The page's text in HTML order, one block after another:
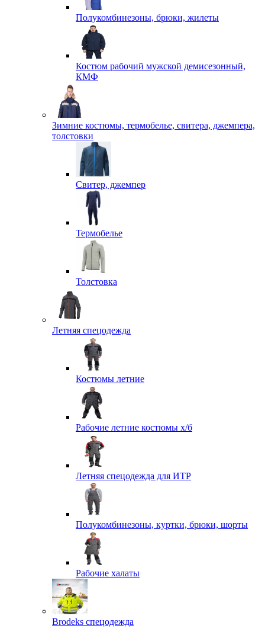
Полукомбинезоны, брюки, жилеты
Костюм рабочий мужской демисезонный,
КМФ
Зимние костюмы, термобелье, свитера, джемпера,
толстовки
Свитер, джемпер
Термобелье
Толстовка
Летняя спецодежда
Костюмы летние
Рабочие летние костюмы х/б
Летняя спецодежда для ИТР
Полукомбинезоны, куртки, брюки, шорты
Рабочие халаты
Brodeks спецодежда